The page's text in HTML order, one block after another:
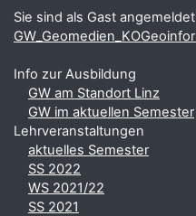
Sie sind als Gast
Info zur Ausbildung
GW am Standort Linz
GW im aktuellen Semester
Lehrveranstaltungen
aktuelles Semester
SS 2022
WS 2021/22
SS 2021